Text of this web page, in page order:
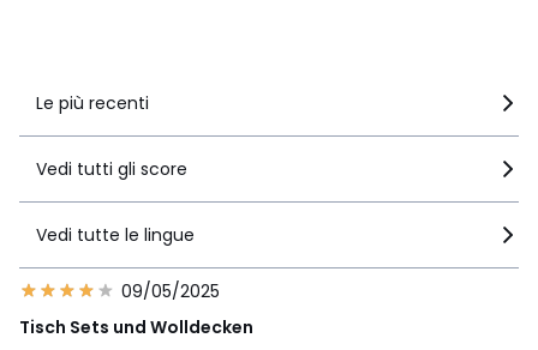
Le più recenti
Vedi tutti gli score
Vedi tutte le lingue
09/05/2025
Tisch Sets und Wolldecken